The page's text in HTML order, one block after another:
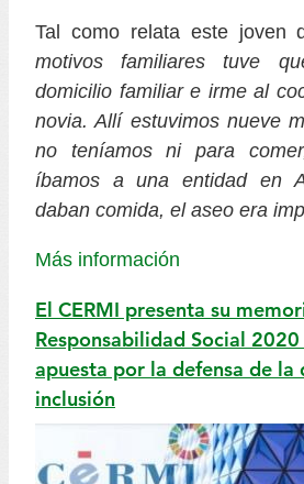
Tal como relata este joven
motivos familiares tuve
domicilio familiar e irme al
novia. Allí estuvimos nueve
no teníamos ni para
íbamos a una entidad en
daban comida, el aseo era
Más información
El CERMI presenta su
Responsabilidad Social
apuesta por la defensa de la
inclusión